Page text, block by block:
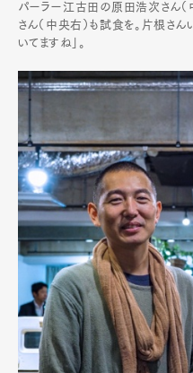
パーラー江古田の原田浩次さん（
さん（中央右）も試食を。片根さん
いてますね」。